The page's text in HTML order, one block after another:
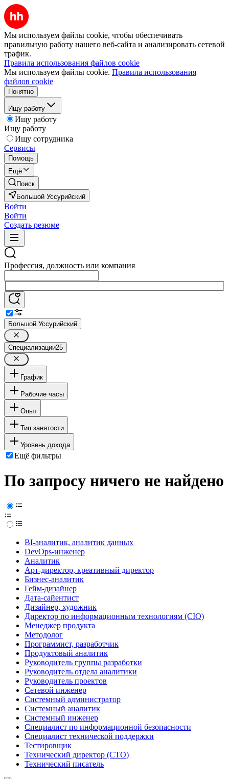
Мы используем файлы cookie, чтобы обеспечивать
правильную работу нашего веб-сайта и анализировать сетевой
трафик.
Правила использования файлов cookie
Мы используем файлы cookie. Правила использования
файлов cookie
Понятно
Ищу работу
Ищу работу
Ищу работу
Ищу сотрудника
Сервисы
Помощь
Ещё
Поиск
Большой Уссурийский
Войти
Войти
Создать резюме
Профессия, должность или компания
Большой Уссурийский
Специализации25
График
Рабочие часы
Опыт
Тип занятости
Уровень дохода
Ещё фильтры
По запросу ничего не найдено
BI-аналитик, аналитик данных
DevOps-инженер
Аналитик
Арт-директор, креативный директор
Бизнес-аналитик
Гейм-дизайнер
Дата-сайентист
Дизайнер, художник
Директор по информационным технологиям (CIO)
Менеджер продукта
Методолог
Программист, разработчик
Продуктовый аналитик
Руководитель группы разработки
Руководитель отдела аналитики
Руководитель проектов
Сетевой инженер
Системный администратор
Системный аналитик
Системный инженер
Специалист по информационной безопасности
Специалист технической поддержки
Тестировщик
Технический директор (CTO)
Технический писатель